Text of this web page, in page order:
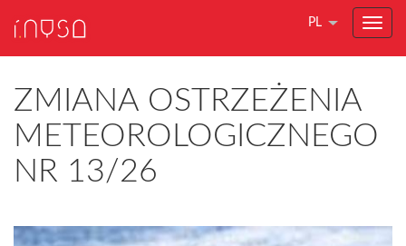
PL
ZMIANA OSTRZEŻENIA
METEOROLOGICZNEGO
NR 13/26